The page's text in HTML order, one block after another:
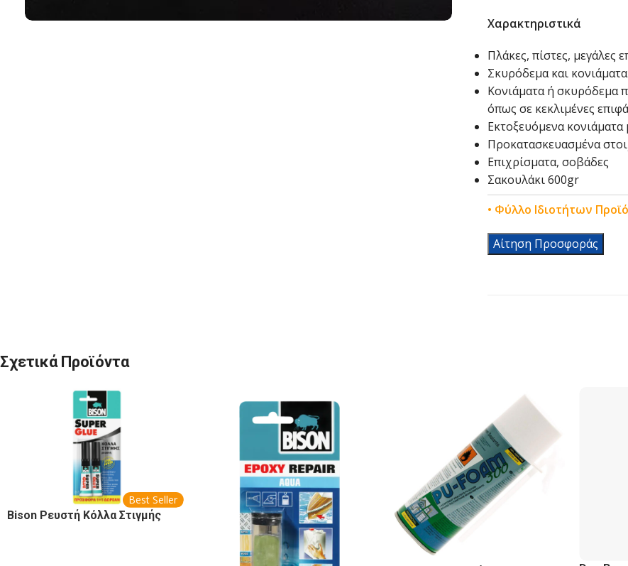
Χαρακτηριστικά
Πλάκες, πίστες, μεγάλες
Σκυρόδεμα και
Κονιάματα ή σκυρόδεμα
όπως σε κεκλιμένες
Εκτοξευόμενα
Προκατασκευασμένα
Επιχρίσματα, σοβάδες
Σακουλάκι 600gr
• Φύλλο Ιδιοτήτων
Αίτηση Προσφοράς
Σχετικά Προϊόντα
Best Seller
Bison Ρευστή Κόλλα Στιγμής